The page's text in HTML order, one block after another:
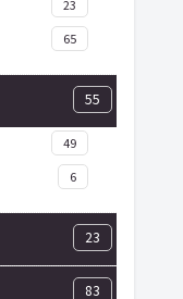
23
65
55
49
6
23
83